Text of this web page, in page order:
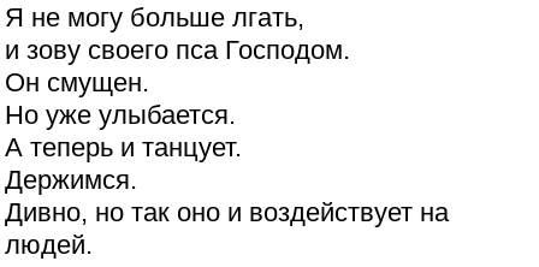
Я не могу больше лгать,
и зову своего пса Господом.
Он смущен.
Но уже улыбается.
А теперь и танцует.
Держимся.
Дивно, но так оно и воздействует на
людей.